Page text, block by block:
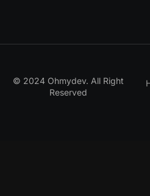
© 2024 Ohmydev. All Right
Reserved